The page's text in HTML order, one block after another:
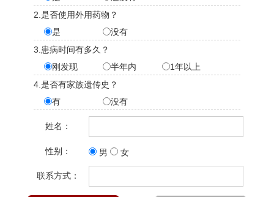
2.是否使用外用药物？
是
没有
3.患病时间有多久？
刚发现
半年内
1年以上
4.是否有家族遗传史？
有
没有
姓名：
性别： 男 女
联系方式：